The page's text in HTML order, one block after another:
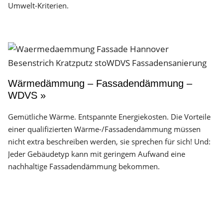
Umwelt-Kriterien.
Wärmedämmung – Fassadendämmung –
WDVS »
Gemütliche Wärme. Entspannte Energiekosten. Die Vorteile
einer qualifizierten Wärme-/Fassadendämmung müssen
nicht extra beschreiben werden, sie sprechen für sich! Und:
Jeder Gebäudetyp kann mit geringem Aufwand eine
nachhaltige Fassadendämmung bekommen.